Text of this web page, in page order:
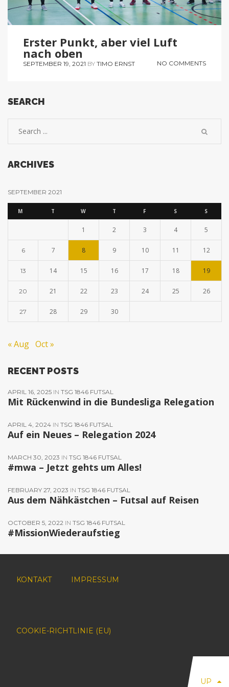
Erster Punkt, aber viel Luft
nach oben
SEPTEMBER 19, 2021 BY TIMO ERNST NO COMMENTS
SEARCH
ARCHIVES
SEPTEMBER 2021
M T W T F S S
1 2 3 4 5
6 7 8 9 10 11 12
13 14 15 16 17 18 19
20 21 22 23 24 25 26
27 28 29 30
« Aug Oct »
RECENT POSTS
APRIL 16, 2025 IN TSG 1846 FUTSAL
Mit Rückenwind in die Bundesliga Relegation
APRIL 4, 2024 IN TSG 1846 FUTSAL
Auf ein Neues – Relegation 2024
MARCH 30, 2023 IN TSG 1846 FUTSAL
#mwa – Jetzt gehts um Alles!
FEBRUARY 27, 2023 IN TSG 1846 FUTSAL
Aus dem Nähkästchen – Futsal auf Reisen
OCTOBER 5, 2022 IN TSG 1846 FUTSAL
#MissionWiederaufstieg
KONTAKT IMPRESSUM
COOKIE-RICHTLINIE (EU)
UP